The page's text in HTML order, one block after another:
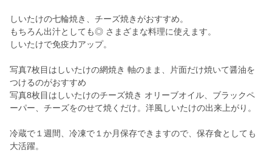
しいたけの七輪焼き、チーズ焼きがおすすめ。
もちろん出汁としても◎ さまざまな料理に使えます。
しいたけで免疫力アップ。
写真7枚目はしいたけの網焼き 軸のまま、片面だけ焼いて醤油を
つけるのがおすすめ
写真8枚目はしいたけのチーズ焼き オリーブオイル、ブラックペ
ーパー、チーズをのせて焼くだけ。洋風しいたけの出来上がり。
冷蔵で１週間、冷凍で１か月保存できますので、保存食としても
大活躍。